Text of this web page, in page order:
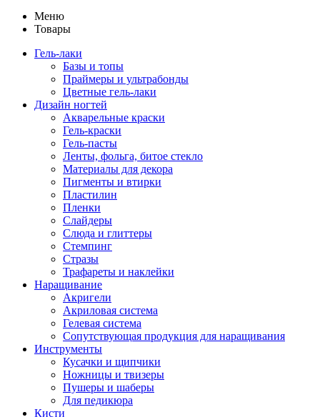
Меню
Товары
Гель-лаки
Базы и топы
Праймеры и ультрабонды
Цветные гель-лаки
Дизайн ногтей
Акварельные краски
Гель-краски
Гель-пасты
Ленты, фольга, битое стекло
Материалы для декора
Пигменты и втирки
Пластилин
Пленки
Слайдеры
Слюда и глиттеры
Стемпинг
Стразы
Трафареты и наклейки
Наращивание
Акригели
Акриловая система
Гелевая система
Сопутствующая продукция для наращивания
Инструменты
Кусачки и щипчики
Ножницы и твизеры
Пушеры и шаберы
Для педикюра
Кисти